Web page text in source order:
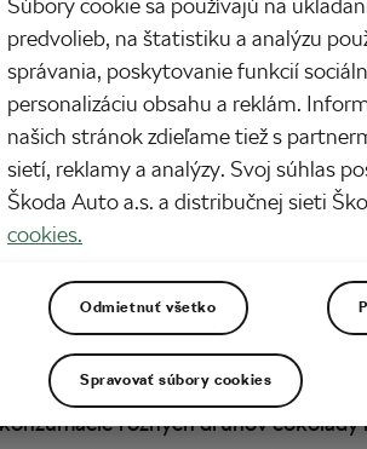
ľudí a je to najčastejšia
náladu. Nový výskum však
je depresia. Poďme sa na
jesť viac horkej čokolády.
publikovali v žurnáleDepression
rôznych druhov čokolády
predvolieb, na štatistiku a analýzu
správania, poskytovanie funkcií
personalizáciu obsahu a reklám.
našich stránok zdieľame tiež s
sietí, reklamy a analýzy. Svoj súhlas
Škoda Auto a.s. a distribučnej sieti
cookies.
Odmietnuť všetko
Spravovať súbory cookies